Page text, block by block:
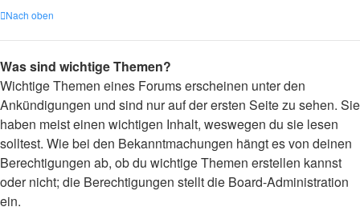
Nach oben
Was sind wichtige Themen?
Wichtige Themen eines Forums erscheinen unter den
Ankündigungen und sind nur auf der ersten Seite zu sehen. Sie
haben meist einen wichtigen Inhalt, weswegen du sie lesen
solltest. Wie bei den Bekanntmachungen hängt es von deinen
Berechtigungen ab, ob du wichtige Themen erstellen kannst
oder nicht; die Berechtigungen stellt die Board-Administration
ein.